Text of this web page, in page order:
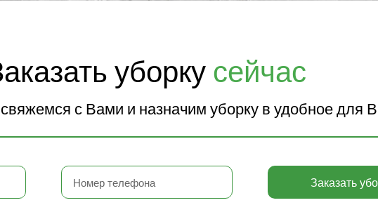
уборкусейчас
с Вами и назначим уборку в удобное для
Заказать